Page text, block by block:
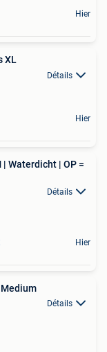
Hier
XL
Détails
Hier
Waterdicht | OP =
Détails
Hier
Détails